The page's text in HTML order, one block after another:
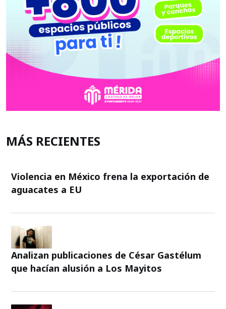
MÁS RECIENTES
Violencia en México frena la exportación de
aguacates a EU
Analizan publicaciones de César Gastélum
que hacían alusión a Los Mayitos